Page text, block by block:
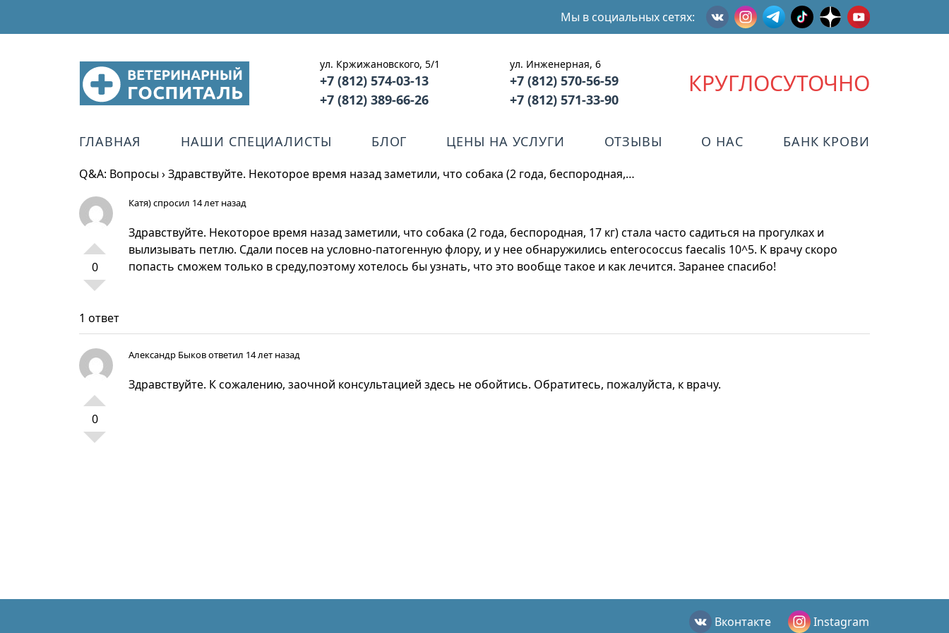
Мы в социальных сетях:
ул. Кржижановского, 5/1
+7 (812) 574-03-13
+7 (812) 389-66-26
ул. Инженерная, 6
+7 (812) 570-56-59
+7 (812) 571-33-90
КРУГЛОСУТОЧНО
ГЛАВНАЯ НАШИ СПЕЦИАЛИСТЫ БЛОГ ЦЕНЫ НА УСЛУГИ ОТЗЫВЫ О НАС БАНК КРОВИ
Q&A: Вопросы›Здравствуйте. Некоторое время назад заметили, что собака (2 года, беспородная,…
0
Катя)спросил 14 лет назад
Здравствуйте. Некоторое время назад заметили, что собака (2 года, беспородная, 17 кг) стала часто садиться на прогулках и
вылизывать петлю. Сдали посев на условно-патогенную флору, и у нее обнаружились enterococcus faecalis 10^5. К врачу скоро
попасть сможем только в среду,поэтому хотелось бы узнать, что это вообще такое и как лечится. Заранее спасибо!
1 ответ
0
Александр Быковответил 14 лет назад
Здравствуйте. К сожалению, заочной консультацией здесь не обойтись. Обратитесь, пожалуйста, к врачу.
Вконтакте Instagram